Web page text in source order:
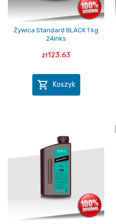
Żywica Standard BLACK 1 kg
24inks
zł123.63
 Koszyk